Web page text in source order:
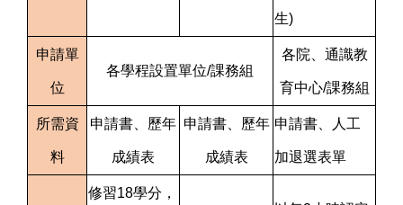
生)
申請單
位
各學程設置單位/課務組
各院、通識教
育中心/課務組
所需資
料
申請書、歷年
成績表
申請書、歷年
成績表
申請書、人工
加退選表單
修習18學分，